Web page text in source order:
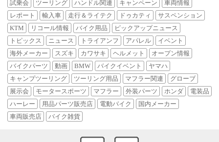
試乗会 ツーリング ハンドル関連 キャンペーン
車両情報
レポート
輸入車 走行＆ライテク ドゥカティ
サスペンション
KTM
リコール情報 バイク用品
ピックアップニュース
トピックス
ニュース トライアンフ アパレル
イベント
海外メーカー
スズキ カワサキ ヘルメット
オープン情報
バイクパーツ
動画 BMW バイクイベント
ヤマハ
キャンプツーリング
ツーリング用品 マフラー関連
グローブ
展示会
モータースポーツ マフラー 外装パーツ ホンダ
電装品
ハーレー
用品パーツ販売店 電動バイク
国内メーカー
車両販売店
バイク雑貨